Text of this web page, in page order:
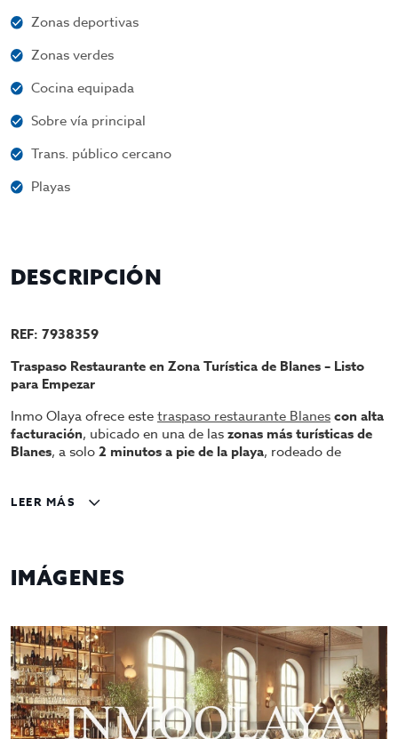
Zonas deportivas
Zonas verdes
Cocina equipada
Sobre vía principal
Trans. público cercano
Playas
DESCRIPCIÓN
REF: 7938359
Traspaso Restaurante en Zona Turística de Blanes – Listo
para Empezar
Inmo Olaya ofrece estetraspaso restaurante Blanescon alta
facturación, ubicado en una de laszonas más turísticas de
Blanes, a solo2 minutos a pie de la playa, rodeado de
Local completamente operativo
Ubicación estratégica
de clientes.
Excelente oportunidad de inversión
Ideal para profesionales del sector
Traspaso en 212.000€ y alquiler anual en 14.400€
¡Entra y empieza a trabajar desde ya en uno de los destinos
LEER MÁS
IMÁGENES